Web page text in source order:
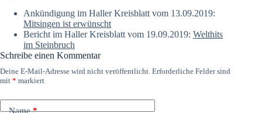
Ankündigung im Haller Kreisblatt vom 13.09.2019:
Mitsingen ist erwünscht
Bericht im Haller Kreisblatt vom 19.09.2019: Welthits
im Steinbruch
Schreibe einen Kommentar
Deine E-Mail-Adresse wird nicht veröffentlicht. Erforderliche Felder sind
mit * markiert
Name*